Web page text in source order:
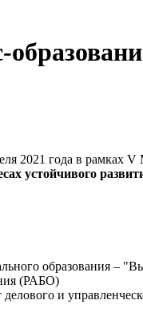
2021 года в рамках
устойчивого
образования –
(РАБО)
и